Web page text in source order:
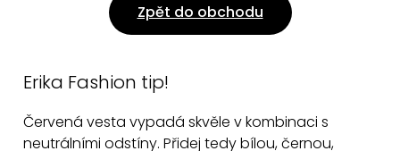
Zpět do obchodu
Erika Fashion tip!
Červená vesta vypadá skvěle v kombinaci s
neutrálními odstíny. Přidej tedy bílou, černou,